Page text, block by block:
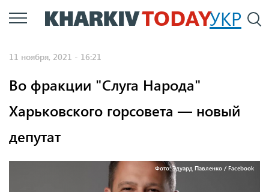
Перейти
к
УКР
11 ноября, 2021 - 16:21
Во фракции "Слуга Народа"
Харьковского горсовета — новый
депутат
Фото: Эдуард Павленко / Facebook